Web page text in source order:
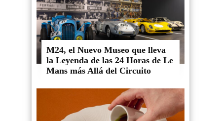
M24, el Nuevo Museo que lleva
la Leyenda de las 24 Horas de Le
Mans más Allá del Circuito